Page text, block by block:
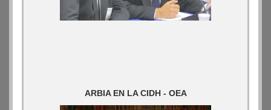
ARBIA EN LA CIDH - OEA